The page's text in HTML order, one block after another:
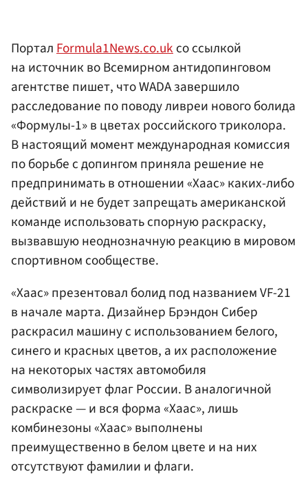
ПорталFormula1News.co.ukсо ссылкой
на источник во Всемирном антидопинговом
агентстве пишет, что WADA завершило
расследование по поводу ливреи нового болида
«Формулы-1» в цветах российского триколора.
В настоящий момент международная комиссия
по борьбе с допингом приняла решение не
предпринимать в отношении «Хаас» каких-либо
действий и не будет запрещать американской
команде использовать спорную раскраску,
вызвавшую неоднозначную реакцию в мировом
спортивном сообществе.
«Хаас» презентовал болид под названием VF-21
в начале марта. Дизайнер Брэндон Сибер
раскрасил машину с использованием белого,
синего и красных цветов, а их расположение
на некоторых частях автомобиля
символизирует флаг России. В аналогичной
раскраске — и вся форма «Хаас», лишь
комбинезоны «Хаас» выполнены
преимущественно в белом цвете и на них
отсутствуют фамилии и флаги.